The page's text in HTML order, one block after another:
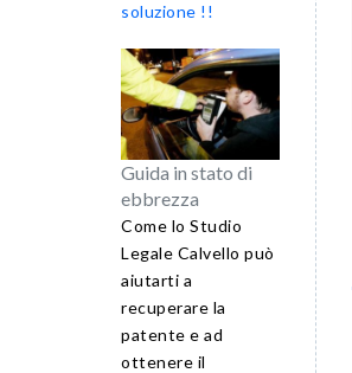
soluzione !!
Guida in stato di
ebbrezza
Come lo Studio
Legale Calvello può
aiutarti a
recuperare la
patente e ad
ottenere il